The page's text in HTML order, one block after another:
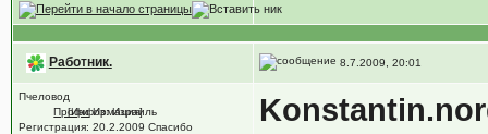
Работник. 8.7.2009, 20:01
Пчеловод
[Информация]
ПрофиИз: Израиль
Регистрация: 20.2.2009 Спасибо